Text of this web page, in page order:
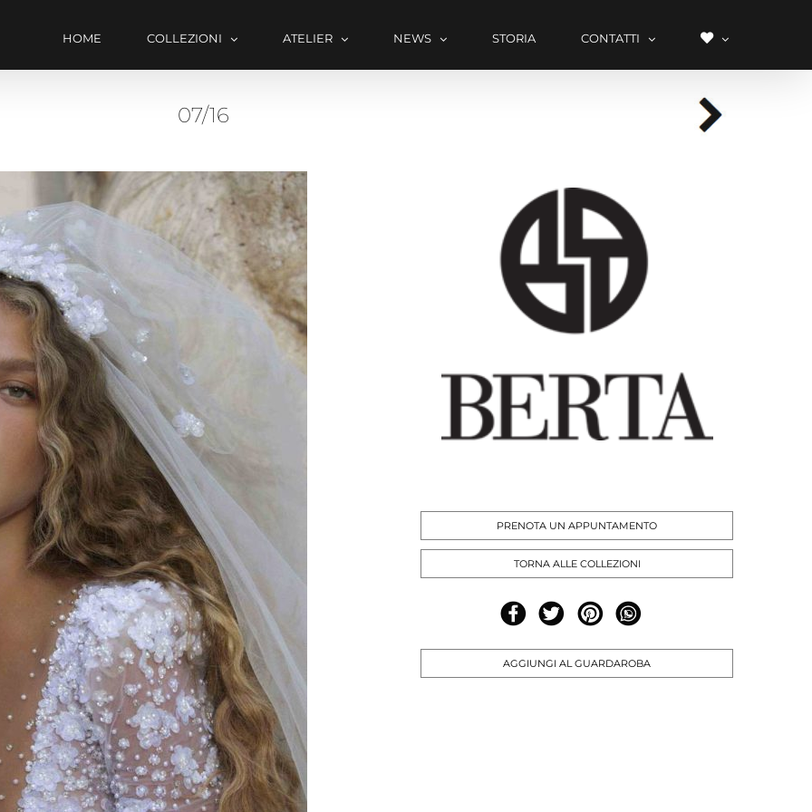
HOME COLLEZIONI ATELIER NEWS STORIA CONTATTI LISTA
DEI
07/16
PRENOTA UN APPUNTAMENTO
TORNA ALLE COLLEZIONI
AGGIUNGI AL GUARDAROBA